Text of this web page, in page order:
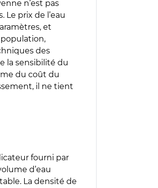
n’est pas
prix de l’eau
et
des
la sensibilité du
du coût du
il ne tient
fourni par
d’eau
La densité de